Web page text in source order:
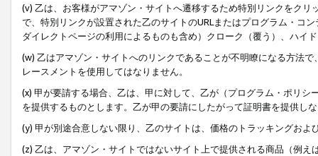
(v) 乙は、お客様がアマゾン・サイトへ遷移するため特別リンクをク
で、特別リンクが設置された乙のサイトのURLまたはプログラム・コ
ダイレクトページの利用によるものも含め）クローク（覆う）、ハイ
(w) 乙はアマゾン・サイトへのリンクであることが不明瞭になる方法
レースメントを使用してはなりません。
(x) 甲が要請する場合、乙は、甲に対して、乙が（プログラム・ポリ
を提供するものとします。乙が甲の要請にしたがって証明書を提供し
(y) 甲が別途合意しない限り、乙のサイトは、価格のトラッキングお
(z) 乙は、アマゾン・サイトではないサイト上で提供される商品（例